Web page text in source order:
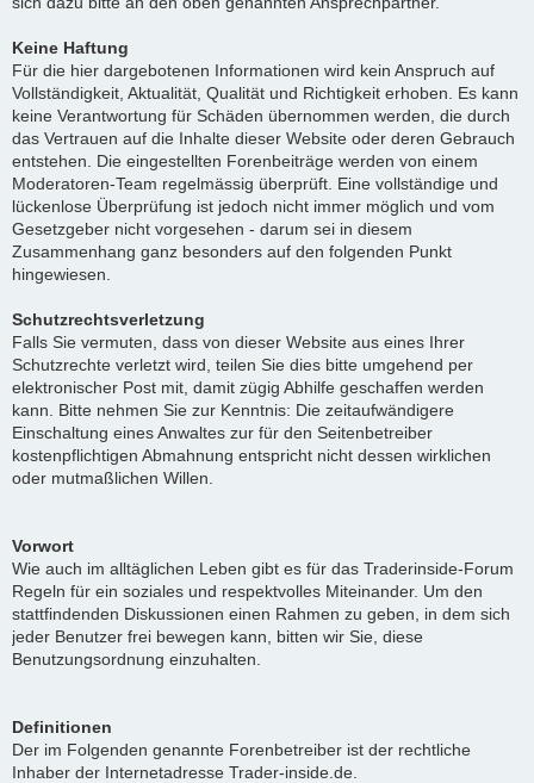
Keine Haftung
Für die hier dargebotenen Informationen wird kein Anspruch auf
Vollständigkeit, Aktualität, Qualität und Richtigkeit erhoben. Es kann
keine Verantwortung für Schäden übernommen werden, die durch
das Vertrauen auf die Inhalte dieser Website oder deren Gebrauch
entstehen. Die eingestellten Forenbeiträge werden von einem
Moderatoren-Team regelmässig überprüft. Eine vollständige und
lückenlose Überprüfung ist jedoch nicht immer möglich und vom
Gesetzgeber nicht vorgesehen - darum sei in diesem
Zusammenhang ganz besonders auf den folgenden Punkt
hingewiesen.
Schutzrechtsverletzung
Falls Sie vermuten, dass von dieser Website aus eines Ihrer
Schutzrechte verletzt wird, teilen Sie dies bitte umgehend per
elektronischer Post mit, damit zügig Abhilfe geschaffen werden
kann. Bitte nehmen Sie zur Kenntnis: Die zeitaufwändigere
Einschaltung eines Anwaltes zur für den Seitenbetreiber
kostenpflichtigen Abmahnung entspricht nicht dessen wirklichen
oder mutmaßlichen Willen.
Vorwort
Wie auch im alltäglichen Leben gibt es für das Traderinside-Forum
Regeln für ein soziales und respektvolles Miteinander. Um den
stattfindenden Diskussionen einen Rahmen zu geben, in dem sich
jeder Benutzer frei bewegen kann, bitten wir Sie, diese
Benutzungsordnung einzuhalten.
Definitionen
Der im Folgenden genannte Forenbetreiber ist der rechtliche
Inhaber der Internetadresse Trader-inside.de.